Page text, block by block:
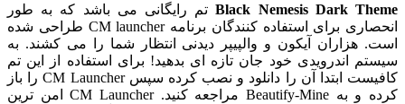
Black Nemesis Dark تم رایگانی می باشد که به طور
انحصاری برای استفاده کنندگان برنامه CM launcher طراحی شده
آیکون و والپیپر دیدنی انتظار شما را می کشند. به
اندرویدی خود جان تازه ای بدهید! برای استفاده از این تم
کافیست ابتدا آن را دانلود و نصب کرده سپس CM Launcher را باز
کرده و به Beautify-Mine مراجعه کنید. CM Launcher امن ترین